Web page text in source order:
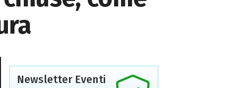
Newsletter Eventi